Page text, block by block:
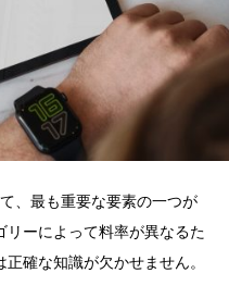
、最も重要な要素の一つが
リーによって料率が異なるた
確な知識が欠かせません。